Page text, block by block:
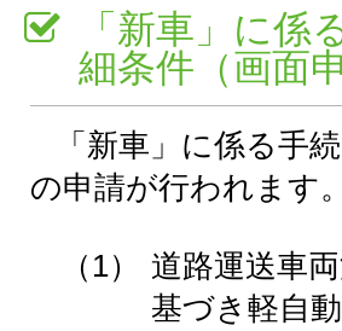
「新車」に係
細条件（画面申
「新車」に係る手
の申請が行われます。
（1）
道路運送車
基づき軽自